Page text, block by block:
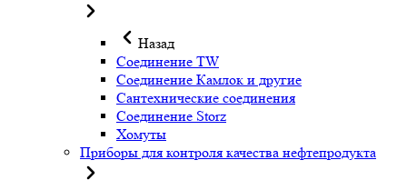
Назад
Соединение TW
Соединение Камлок и другие
Сантехнические соединения
Соединение Storz
Хомуты
Приборы для контроля качества нефтепродукта